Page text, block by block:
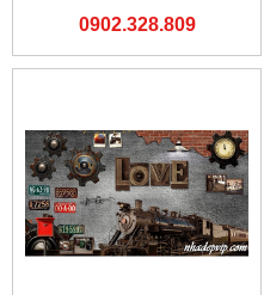
0902.328.809